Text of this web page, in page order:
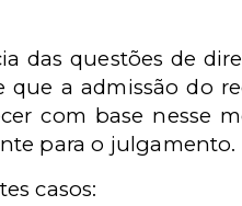
das questões de
a admissão do
com base nesse
para o julgamento.
casos: